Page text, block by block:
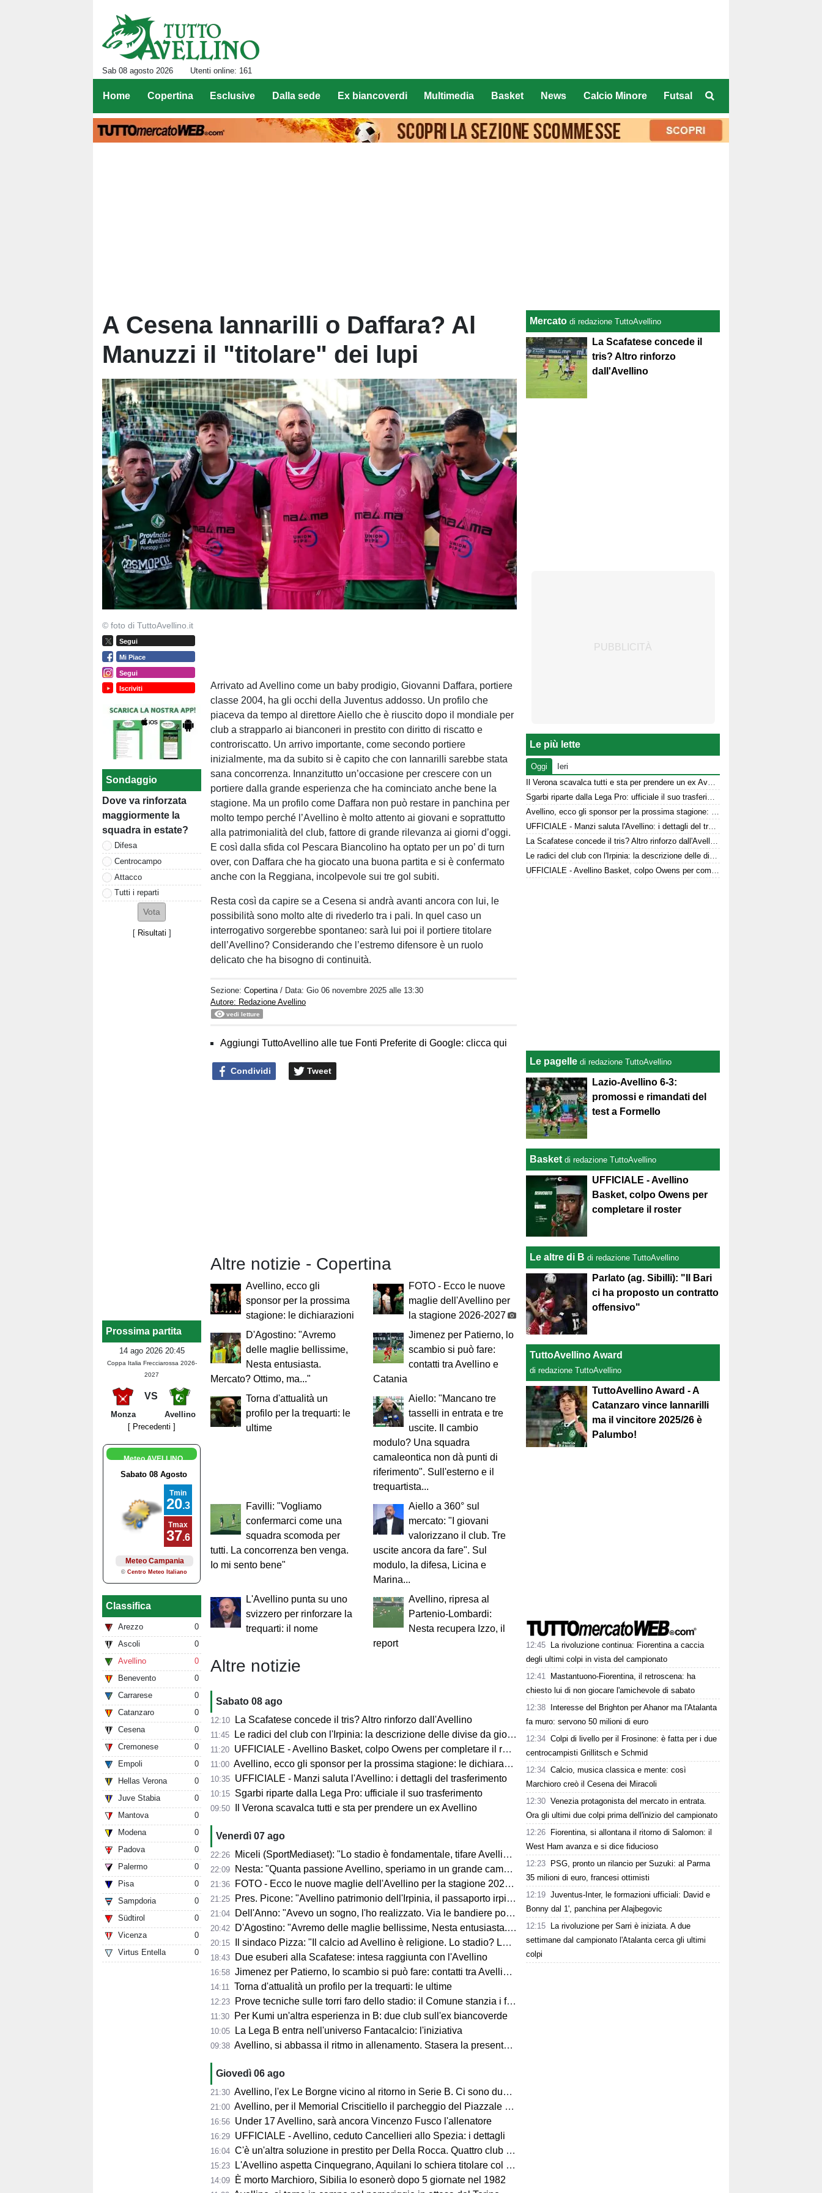
Sab 08 agosto 2026 Utenti online: 161
Home Copertina Esclusive Dalla sede Ex biancoverdi Multimedia Basket News Calcio Minore Futsal
A Cesena Iannarilli o Daffara? Al
Manuzzi il "titolare" dei lupi
© foto di TuttoAvellino.it
Segui
Mi Piace
Segui
Iscriviti
Sondaggio
Dove va rinforzata
maggiormente la
squadra in estate?
Difesa
Centrocampo
Attacco
Tutti i reparti
[ Risultati ]
Prossima partita
14 ago 2026 20:45
Coppa Italia Frecciarossa 2026-
2027
VS
Monza
Avellino
[ Precedenti ]
Meteo AVELLINO
Classifica
Arezzo
0
Ascoli
0
Avellino
0
Benevento
0
Carrarese
0
Catanzaro
0
Cesena
0
Cremonese
0
Empoli
0
Hellas Verona
0
Juve Stabia
0
Mantova
0
Modena
0
Padova
0
Palermo
0
Pisa
0
Sampdoria
0
Südtirol
0
Vicenza
0
Virtus Entella
0
Arrivato ad Avellino come un baby prodigio, Giovanni Daffara, portiere
classe 2004, ha gli occhi della Juventus addosso. Un profilo che
piaceva da tempo al direttore Aiello che è riuscito dopo il mondiale per
club a strapparlo ai bianconeri in prestito con diritto di riscatto e
controriscatto. Un arrivo importante, come secondo portiere
inizialmente, ma da subito si è capito che con Iannarilli sarebbe stata
sana concorrenza. Innanzitutto un’occasione per crescere con un
portiere dalla grande esperienza che ha cominciato anche bene la
stagione. Ma un profilo come Daffara non può restare in panchina per
molto tempo perché l’Avellino è molto attento ai giovani e soprattutto
alla patrimonialità del club, fattore di grande rilevanza ai giorni d’oggi.
E così dalla sfida col Pescara Biancolino ha optato per un po’ di turn
over, con Daffara che ha giocato una buona partita e si è confermato
anche con la Reggiana, incolpevole sui tre gol subiti.
Resta così da capire se a Cesena si andrà avanti ancora con lui, le
possibilità sono molto alte di rivederlo tra i pali. In quel caso un
interrogativo sorgerebbe spontaneo: sarà lui poi il portiere titolare
dell’Avellino? Considerando che l’estremo difensore è un ruolo
delicato che ha bisogno di continuità.
Sezione:Copertina / Data:Gio 06 novembre 2025 alle 13:30
Autore: Redazione Avellino
vedi letture
Aggiungi TuttoAvellino alle tue Fonti Preferite di Google: clicca qui
Condividi Tweet
Altre notizie - Copertina
Avellino, ecco gli
sponsor per la prossima
stagione: le dichiarazioni
FOTO - Ecco le nuove
maglie dell'Avellino per
la stagione 2026-2027
D'Agostino: "Avremo
delle maglie bellissime,
Nesta entusiasta.
Mercato? Ottimo, ma..."
Jimenez per Patierno, lo
scambio si può fare:
contatti tra Avellino e
Catania
Torna d'attualità un
profilo per la trequarti: le
ultime
Aiello: "Mancano tre
tasselli in entrata e tre
uscite. Il cambio
modulo? Una squadra
camaleontica non dà punti di
riferimento". Sull'esterno e il
trequartista...
Favilli: "Vogliamo
confermarci come una
squadra scomoda per
tutti. La concorrenza ben venga.
Io mi sento bene"
Aiello a 360° sul
mercato: "I giovani
valorizzano il club. Tre
uscite ancora da fare". Sul
modulo, la difesa, Licina e
Marina...
L'Avellino punta su uno
svizzero per rinforzare la
trequarti: il nome
Avellino, ripresa al
Partenio-Lombardi:
Nesta recupera Izzo, il
report
Altre notizie
Sabato 08 ago
12:10 La Scafatese concede il tris? Altro rinforzo dall'Avellino
11:45 Le radici del club con l'Irpinia: la descrizione delle divise da gioco
11:20 UFFICIALE - Avellino Basket, colpo Owens per completare il roster
11:00 Avellino, ecco gli sponsor per la prossima stagione: le dichiarazioni
10:35 UFFICIALE - Manzi saluta l'Avellino: i dettagli del trasferimento
10:15 Sgarbi riparte dalla Lega Pro: ufficiale il suo trasferimento
09:50 Il Verona scavalca tutti e sta per prendere un ex Avellino
Venerdì 07 ago
22:26 Miceli (SportMediaset): "Lo stadio è fondamentale, tifare Avellino un privilegio"
22:09 Nesta: "Quanta passione Avellino, speriamo in un grande campionato"
21:36 FOTO - Ecco le nuove maglie dell'Avellino per la stagione 2026-2027
21:25 Pres. Picone: "Avellino patrimonio dell'Irpinia, il passaporto irpino..."
21:04 Dell'Anno: "Avevo un sogno, l'ho realizzato. Via le bandiere politiche..."
20:42 D'Agostino: "Avremo delle maglie bellissime, Nesta entusiasta. Mercato? Ottimo, ma..."
20:15 Il sindaco Pizza: "Il calcio ad Avellino è religione. Lo stadio? Lo faremo..."
18:43 Due esuberi alla Scafatese: intesa raggiunta con l'Avellino
16:58 Jimenez per Patierno, lo scambio si può fare: contatti tra Avellino e Catania
14:11 Torna d'attualità un profilo per la trequarti: le ultime
12:23 Prove tecniche sulle torri faro dello stadio: il Comune stanzia i fondi
11:30 Per Kumi un'altra esperienza in B: due club sull'ex biancoverde
10:05 La Lega B entra nell'universo Fantacalcio: l'iniziativa
09:38 Avellino, si abbassa il ritmo in allenamento. Stasera la presentazione in Piazza
Giovedì 06 ago
21:30 Avellino, l'ex Le Borgne vicino al ritorno in Serie B. Ci sono due club sul francese
21:00 Avellino, per il Memorial Criscitiello il parcheggio del Piazzale degli Irpini è occupato. I tifosi possono parcheggiare al Campo Genova
16:56 Under 17 Avellino, sarà ancora Vincenzo Fusco l'allenatore
16:29 UFFICIALE - Avellino, ceduto Cancellieri allo Spezia: i dettagli
16:04 C'è un'altra soluzione in prestito per Della Rocca. Quattro club su Manzi
15:23 L'Avellino aspetta Cinquegrano, Aquilani lo schiera titolare col Sassuolo
14:09 È morto Marchioro, Sibilia lo esonerò dopo 5 giornate nel 1982
Mercato di redazione TuttoAvellino
La Scafatese concede il
tris? Altro rinforzo
dall'Avellino
Le più lette
Oggi
Ieri
Il Verona scavalca tutti e sta per prendere un ex Avellino
Sgarbi riparte dalla Lega Pro: ufficiale il suo trasferimento
Avellino, ecco gli sponsor per la prossima stagione: le dichiarazioni
UFFICIALE - Manzi saluta l'Avellino: i dettagli del trasferimento
La Scafatese concede il tris? Altro rinforzo dall'Avellino
Le radici del club con l'Irpinia: la descrizione delle divise da gioco
UFFICIALE - Avellino Basket, colpo Owens per completare il roster
Le pagelle di redazione TuttoAvellino
Lazio-Avellino 6-3:
promossi e rimandati del
test a Formello
Basket di redazione TuttoAvellino
UFFICIALE - Avellino
Basket, colpo Owens per
completare il roster
Le altre di B di redazione TuttoAvellino
Parlato (ag. Sibilli): "Il Bari
ci ha proposto un contratto
offensivo"
TuttoAvellino Award
di redazione TuttoAvellino
TuttoAvellino Award - A
Catanzaro vince Iannarilli
ma il vincitore 2025/26 è
Palumbo!
12:45
La rivoluzione continua: Fiorentina a caccia
degli ultimi colpi in vista del campionato
12:41
Mastantuono-Fiorentina, il retroscena: ha
chiesto lui di non giocare l'amichevole di sabato
12:38
Interesse del Brighton per Ahanor ma l'Atalanta
fa muro: servono 50 milioni di euro
12:34 Colpi di livello per il Frosinone: è fatta per i due
centrocampisti Grillitsch e Schmid
12:34 Calcio, musica classica e mente: così
Marchioro creò il Cesena dei Miracoli
12:30 Venezia protagonista del mercato in entrata.
Ora gli ultimi due colpi prima dell'inizio del campionato
12:26
Fiorentina, si allontana il ritorno di Salomon: il
West Ham avanza e si dice fiducioso
12:23
PSG, pronto un rilancio per Suzuki: al Parma
35 milioni di euro, francesi ottimisti
12:19 Juventus-Inter, le formazioni ufficiali: David e
Bonny dal 1', panchina per Alajbegovic
12:15
La rivoluzione per Sarri è iniziata. A due
settimane dal campionato l'Atalanta cerca gli ultimi
colpi